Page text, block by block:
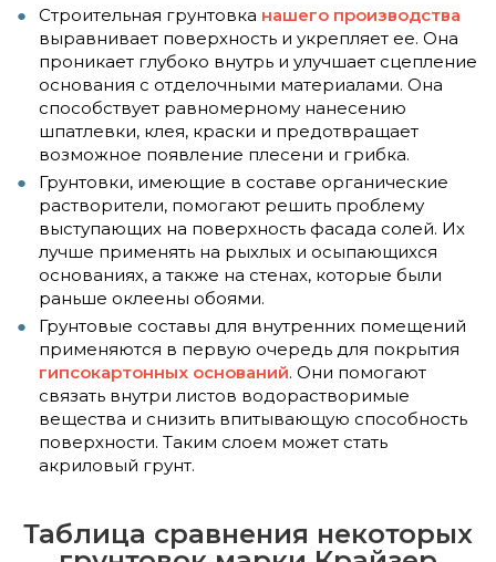
Строительная грунтовка нашего производства
выравнивает поверхность и укрепляет ее. Она
проникает глубоко внутрь и улучшает сцепление
основания с отделочными материалами. Она
способствует равномерному нанесению
шпатлевки, клея, краски и предотвращает
возможное появление плесени и грибка.
Грунтовки, имеющие в составе органические
растворители, помогают решить проблему
выступающих на поверхность фасада солей. Их
лучше применять на рыхлых и осыпающихся
основаниях, а также на стенах, которые были
раньше оклеены обоями.
Грунтовые составы для внутренних помещений
применяются в первую очередь для покрытия
гипсокартонных оснований. Они помогают
связать внутри листов водорастворимые
вещества и снизить впитывающую способность
поверхности. Таким слоем может стать
акриловый грунт.
Таблица сравнения некоторых